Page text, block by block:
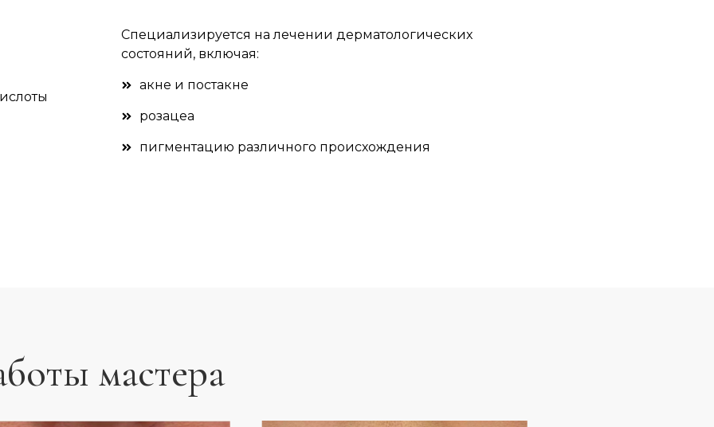
Специализируется на лечении дерматологических
состояний, включая:
акне и постакне
розацеа
пигментацию различного происхождения
мастера